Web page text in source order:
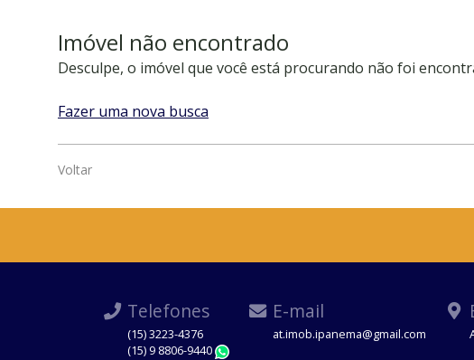
Imóvel não encontrado
Desculpe, o imóvel que você está procurando não foi
Fazer uma nova busca
Voltar
Telefones
(15) 3223-4376
(15) 9 8806-9440
E-mail
at.imob.ipanema@gmail.com